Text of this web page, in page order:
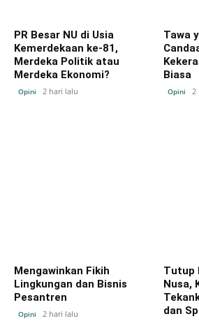
PR Besar NU di Usia
Kemerdekaan ke-81,
Merdeka Politik atau
Merdeka Ekonomi?
Opini 2 hari lalu
Tawa
Biasa
Opini 2
Mengawinkan Fikih
Lingkungan dan Bisnis
Pesantren
Opini 2 hari lalu
Tutup
Nusa,
dan